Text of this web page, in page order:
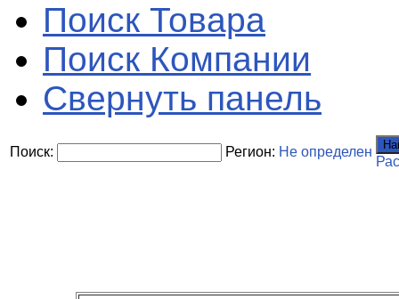
Поиск Товара
Поиск Компании
Свернуть панель
Поиск: Регион: Не определен